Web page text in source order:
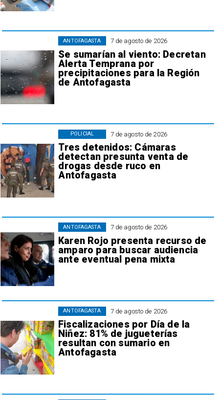
7 de agosto de 2026
Se sumarían al viento: Decretan
Alerta Temprana por
precipitaciones para la Región
de Antofagasta
ANTOFAGASTA
7 de agosto de 2026
Tres detenidos: Cámaras
detectan presunta venta de
drogas desde ruco en
Antofagasta
POLICIAL
7 de agosto de 2026
Karen Rojo presenta recurso de
amparo para buscar audiencia
ante eventual pena mixta
ANTOFAGASTA
7 de agosto de 2026
Fiscalizaciones por Día de la
Niñez: 81% de jugueterías
resultan con sumario en
Antofagasta
ANTOFAGASTA